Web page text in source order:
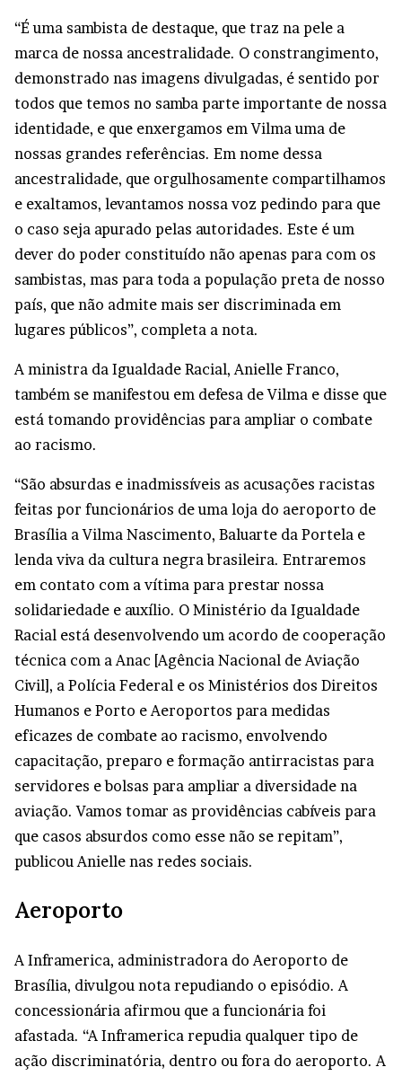
“É uma sambista de destaque, que traz na pele a
marca de nossa ancestralidade. O constrangimento,
demonstrado nas imagens divulgadas, é sentido por
todos que temos no samba parte importante de nossa
identidade, e que enxergamos em Vilma uma de
nossas grandes referências. Em nome dessa
ancestralidade, que orgulhosamente compartilhamos
e exaltamos, levantamos nossa voz pedindo para que
o caso seja apurado pelas autoridades. Este é um
dever do poder constituído não apenas para com os
sambistas, mas para toda a população preta de nosso
país, que não admite mais ser discriminada em
lugares públicos”, completa a nota.
A ministra da Igualdade Racial, Anielle Franco,
também se manifestou em defesa de Vilma e disse que
está tomando providências para ampliar o combate
ao racismo.
“São absurdas e inadmissíveis as acusações racistas
feitas por funcionários de uma loja do aeroporto de
Brasília a Vilma Nascimento, Baluarte da Portela e
lenda viva da cultura negra brasileira. Entraremos
em contato com a vítima para prestar nossa
solidariedade e auxílio. O Ministério da Igualdade
Racial está desenvolvendo um acordo de cooperação
técnica com a Anac [Agência Nacional de Aviação
Civil], a Polícia Federal e os Ministérios dos Direitos
Humanos e Porto e Aeroportos para medidas
eficazes de combate ao racismo, envolvendo
capacitação, preparo e formação antirracistas para
servidores e bolsas para ampliar a diversidade na
aviação. Vamos tomar as providências cabíveis para
que casos absurdos como esse não se repitam”,
publicou Anielle nas redes sociais.
Aeroporto
A Inframerica, administradora do Aeroporto de
Brasília, divulgou nota repudiando o episódio. A
concessionária afirmou que a funcionária foi
afastada. “A Inframerica repudia qualquer tipo de
ação discriminatória, dentro ou fora do aeroporto. A